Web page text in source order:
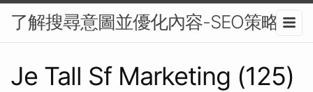
了解搜尋意圖並優化內容-SEO策略
Je Tall Sf Marketing (125)